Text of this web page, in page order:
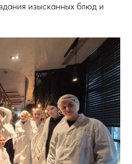
изысканных блюд и